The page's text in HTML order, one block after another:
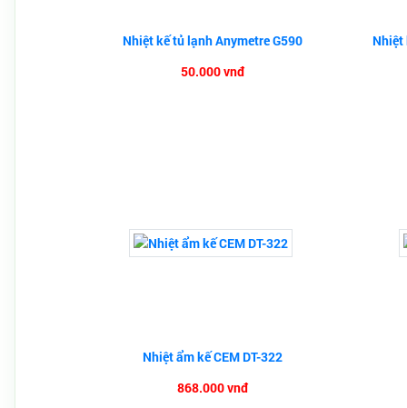
Nhiệt kế tủ lạnh Anymetre G590
50.000 vnđ
Nhiệt
Nhiệt ẩm kế CEM DT-322
868.000 vnđ